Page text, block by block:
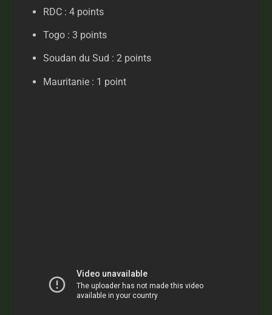
RDC : 4 points
Togo : 3 points
Soudan du Sud : 2 points
Mauritanie : 1 point